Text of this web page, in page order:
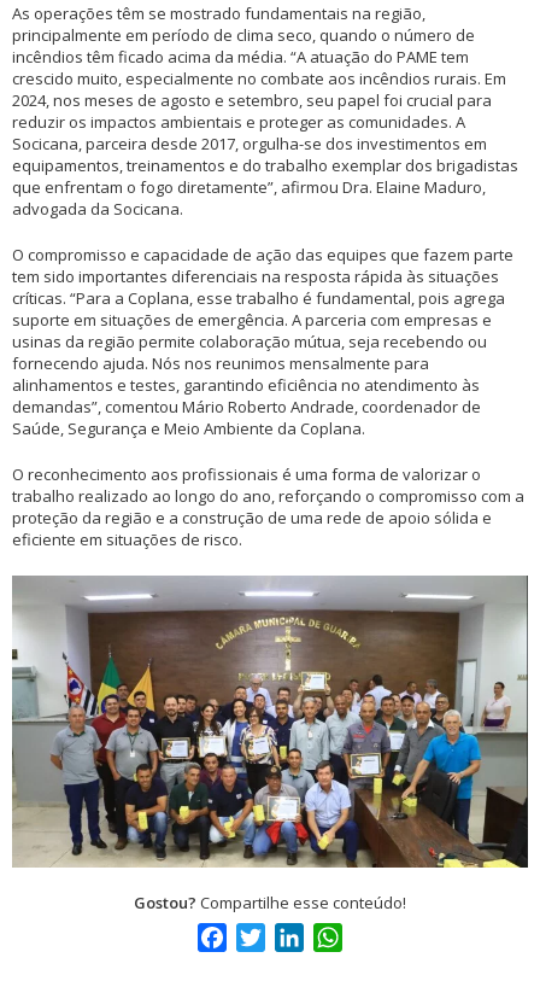
As operações têm se mostrado fundamentais na região,
principalmente em período de clima seco, quando o número de
incêndios têm ficado acima da média. “A atuação do PAME tem
crescido muito, especialmente no combate aos incêndios rurais. Em
2024, nos meses de agosto e setembro, seu papel foi crucial para
reduzir os impactos ambientais e proteger as comunidades. A
Socicana, parceira desde 2017, orgulha-se dos investimentos em
equipamentos, treinamentos e do trabalho exemplar dos brigadistas
que enfrentam o fogo diretamente”, afirmou Dra. Elaine Maduro,
advogada da Socicana.
O compromisso e capacidade de ação das equipes que fazem parte
tem sido importantes diferenciais na resposta rápida às situações
críticas. “Para a Coplana, esse trabalho é fundamental, pois agrega
suporte em situações de emergência. A parceria com empresas e
usinas da região permite colaboração mútua, seja recebendo ou
fornecendo ajuda. Nós nos reunimos mensalmente para
alinhamentos e testes, garantindo eficiência no atendimento às
demandas”, comentou Mário Roberto Andrade, coordenador de
Saúde, Segurança e Meio Ambiente da Coplana.
O reconhecimento aos profissionais é uma forma de valorizar o
trabalho realizado ao longo do ano, reforçando o compromisso com a
proteção da região e a construção de uma rede de apoio sólida e
eficiente em situações de risco.
Gostou? Compartilhe esse conteúdo!
FacebookTwitterLinkedIn